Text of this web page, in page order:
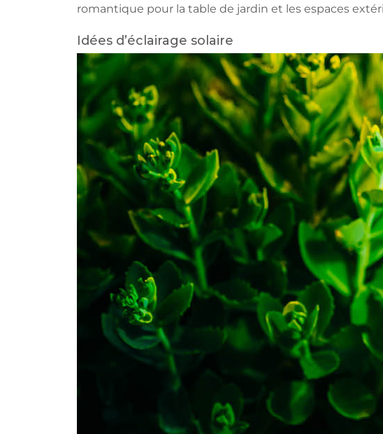
romantique pour la table de jardin et les espaces
Idées d’éclairage solaire